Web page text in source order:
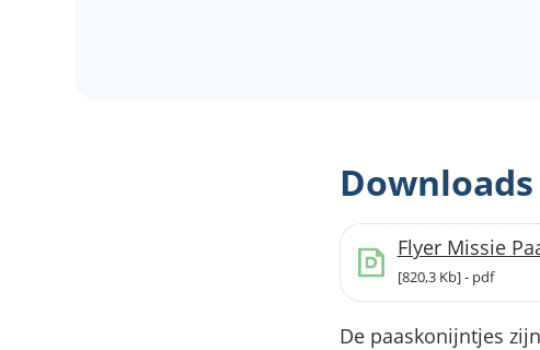
Downloads
Flyer Missie
820,3 Kb pdf
De paaskonijntjes